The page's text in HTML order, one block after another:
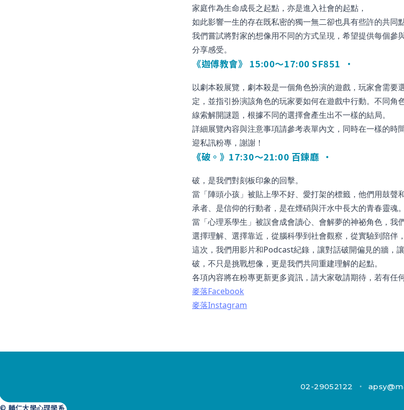
家庭作為生命成長之起點，亦是進入社會的起點，
如此影響一生的存在既私密的獨一無二卻也具有些許的共同點
我們嘗試將對家的想像用不同的方式呈現，希望提供每個
分享感受。
《迦傅教會》 15:00～17:00 SF851
以劇本殺展覽，劇本殺是一個角色扮演的遊戲，玩家會需
定，並指引扮演該角色的玩家要如何在遊戲中行動。不同
線索解開謎題，根據不同的選擇會產生出不一樣的結局。
詳細展覽內容與注意事項請參考表單內文，同時在一樣的
迎私訊粉專，謝謝！
《破。》17:30～21:00 百鍊廳
破，是我們對刻板印象的回擊。
當「陣頭小孩」被貼上學不好、愛打架的標籤，他們用鼓
承者、是信仰的行動者，是在煙硝與汗水中長大的青春靈魂。
當「心理系學生」被誤會成會讀心、會解夢的神祕角色，
選擇理解、選擇靠近，從腦科學到社會觀察，從實驗到陪伴
這次，我們用影片和Podcast紀錄，讓對話破開偏見的牆，
破，不只是挑戰想像，更是我們共同重建理解的起點。
各項內容將在粉專更新更多資訊，請大家敬請期待，若有任
麥落Facebook
麥落Instagram
02-29052122 ・
© 輔仁大學心理學系